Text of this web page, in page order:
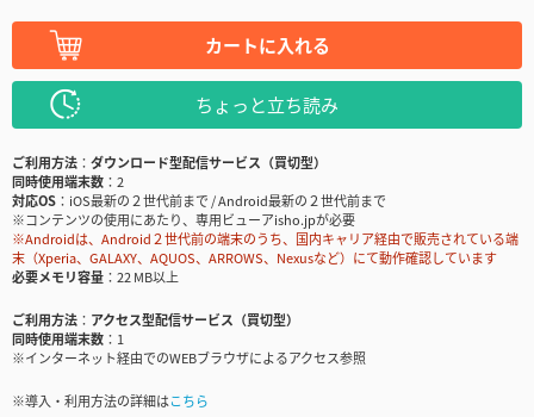
カートに入れる
ちょっと立ち読み
ご利用方法
ダウンロード型配信サービス（買切型）
同時使用端末数
2
対応OS
iOS最新の２世代前まで / Android最新の２世代前まで
※コンテンツの使用にあたり、専用ビューアisho.jpが必要
※Androidは、Android２世代前の端末のうち、国内キャリア経由で販売されている端
末（Xperia、GALAXY、AQUOS、ARROWS、Nexusなど）にて動作確認しています
必要メモリ容量
22 MB以上
ご利用方法
アクセス型配信サービス（買切型）
同時使用端末数
1
※インターネット経由でのWEBブラウザによるアクセス参照
※導入・利用方法の詳細はこちら